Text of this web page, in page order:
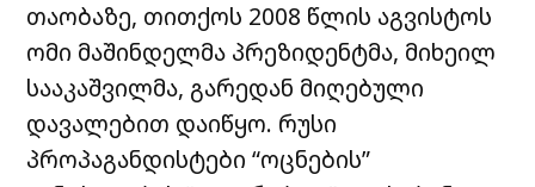
თაობაზე, თითქოს 2008 წლის აგვისტოს
ომი მაშინდელმა პრეზიდენტმა, მიხეილ
სააკაშვილმა, გარედან მიღებული
დავალებით დაიწყო. რუსი
პროპაგანდისტები “ოცნების”